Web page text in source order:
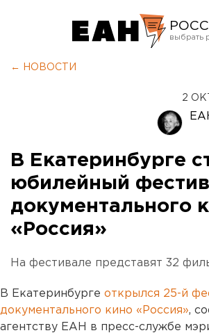
← НОВОСТИ
2
В Екатеринбурге
юбилейный
документального
«Россия»
На фестивале представят 32
В Екатеринбурге открылся 25-й
документального кино «Россия»,
агентству ЕАН в пресс-службе